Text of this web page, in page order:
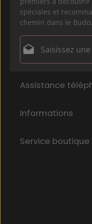
spéciales et
chemin dans le Budo.
Adresse e-mail*
En sélectionnant
informations sur
vous avez accepté
Les champs
obligatoires.
Assistance
Informations
Service boutique